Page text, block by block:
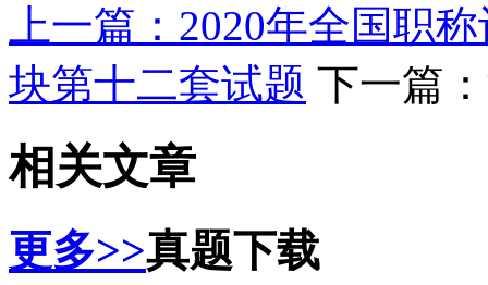
上一篇： 2020年全国职
块第十二套试题 下一篇
相关文章
更多>>真题下载